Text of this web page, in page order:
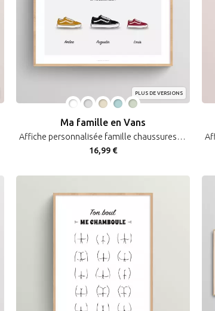
PLUS DE VERSIONS
Ma famille en Vans
Affiche personnalisée famille chaussures sneakers Vans
16,99 €